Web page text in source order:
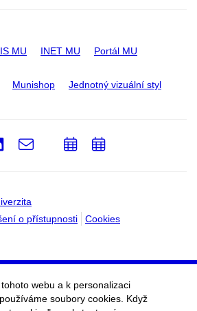
IS MU INET MU Portál MU
Munishop Jednotný vizuální styl
o přístupnosti Cookies
LinkedIn
e-
Email
PřidatPřidat
webu a k personalizaci
soubory cookies. Když